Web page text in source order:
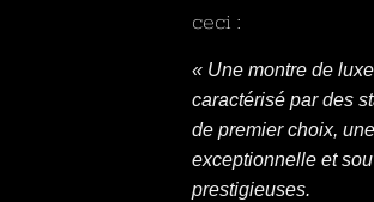
ceci :
« Une montre de
caractérisé par des
de premier choix,
exceptionnelle et
prestigieuses.